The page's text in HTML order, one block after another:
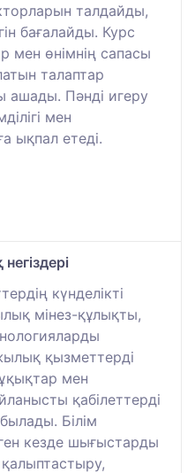
талдайды,
бағалайды. Курс
мен өнімнің сапасы
талаптар
ашады. Пәнді игеру
мен
ықпал етеді.
күнделікті
мінез-құлықты,
қызметтерді
мен
қабілеттерді
Білім
кезде шығыстарды